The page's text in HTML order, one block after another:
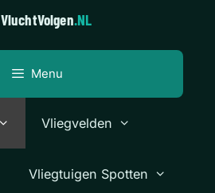
VluchtVolgen.NL
Menu
Vliegvelden
Vliegtuigen Spotten